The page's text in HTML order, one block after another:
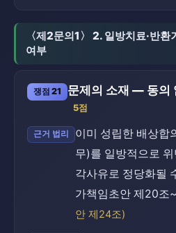
〈제2문의1〉 2. 일방치료·반
여부
쟁점 21 문제의 소재 — 동의
5점
근거 법리
이미 성립한 배상합
무)를 일방적으로
각사유로 정당화될
가책임초안 제20조
안 제24조)